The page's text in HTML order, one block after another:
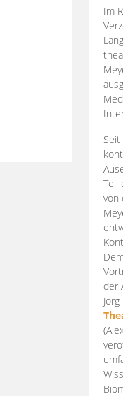
Im
Teil
von
der